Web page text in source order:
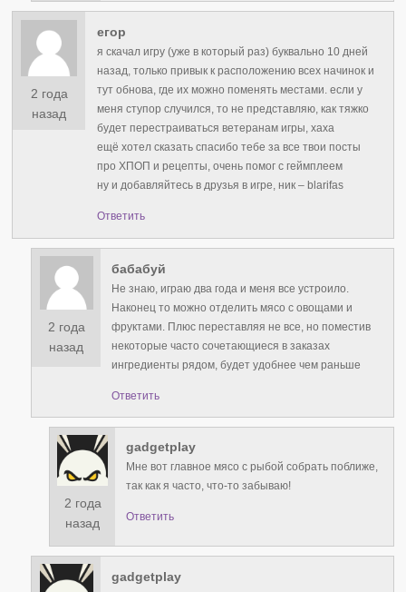
2 года
назад
егор
я скачал игру (уже в который раз) буквально 10 дней
назад, только привык к расположению всех начинок и
тут обнова, где их можно поменять местами. если у
меня ступор случился, то не представляю, как тяжко
будет перестраиваться ветеранам игры, хаха
ещё хотел сказать спасибо тебе за все твои посты
про ХПОП и рецепты, очень помог с геймплеем
ну и добавляйтесь в друзья в игре, ник – blarifas
Ответить
2 года
назад
бабабуй
Не знаю, играю два года и меня все устроило.
Наконец то можно отделить мясо с овощами и
фруктами. Плюс переставляя не все, но поместив
некоторые часто сочетающиеся в заказах
ингредиенты рядом, будет удобнее чем раньше
Ответить
2 года
назад
gadgetplay
Мне вот главное мясо с рыбой собрать поближе,
так как я часто, что-то забываю!
Ответить
gadgetplay